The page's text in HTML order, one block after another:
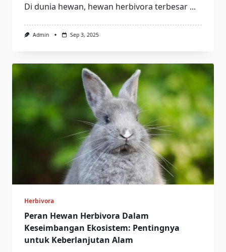
Di dunia hewan, hewan herbivora terbesar ...
Admin Sep 3, 2025
Herbivora
Peran Hewan Herbivora Dalam
Keseimbangan Ekosistem: Pentingnya
untuk Keberlanjutan Alam